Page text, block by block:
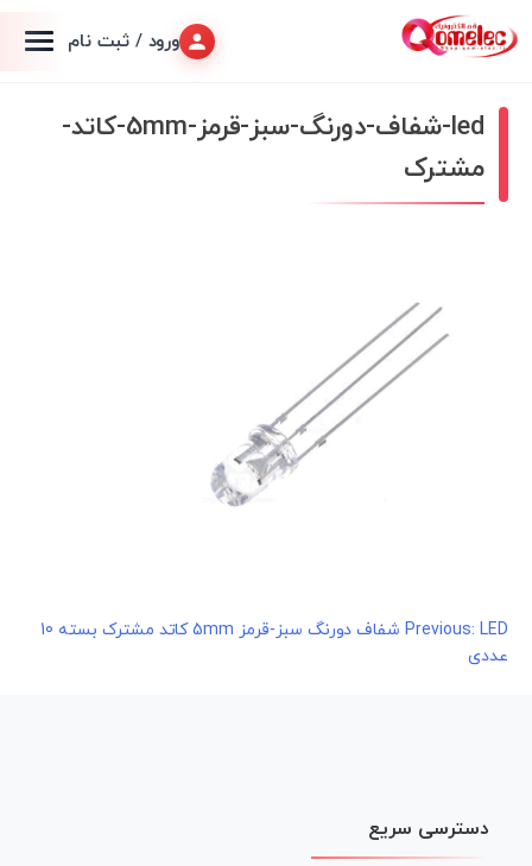
ورود / ثبت نام
led-شفاف-دورنگ-سبز-قرمز-5mm-کاتد-
مشترک
راهبری
نوشته
Previous:
LED شفاف دورنگ سبز-قرمز 5mm کاتد مشترک بسته 10
عددی
دسترسی سریع